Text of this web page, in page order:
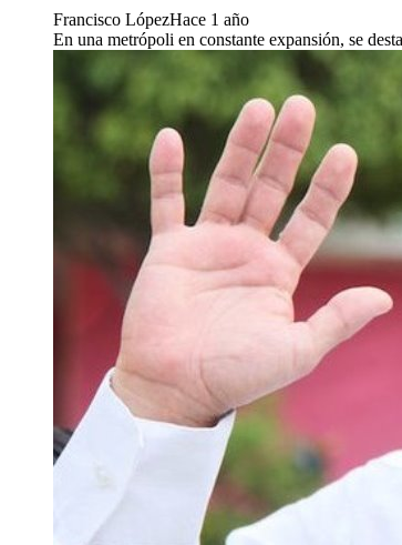
Francisco LópezHace 1 año
En una metrópoli en constante expansión, se